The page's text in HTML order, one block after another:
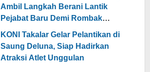
Ambil Langkah Berani Lantik
Pejabat Baru Demi Rombak
Layanan Publik
KONI Takalar Gelar Pelantikan di
Saung Deluna, Siap Hadirkan
Atraksi Atlet Unggulan